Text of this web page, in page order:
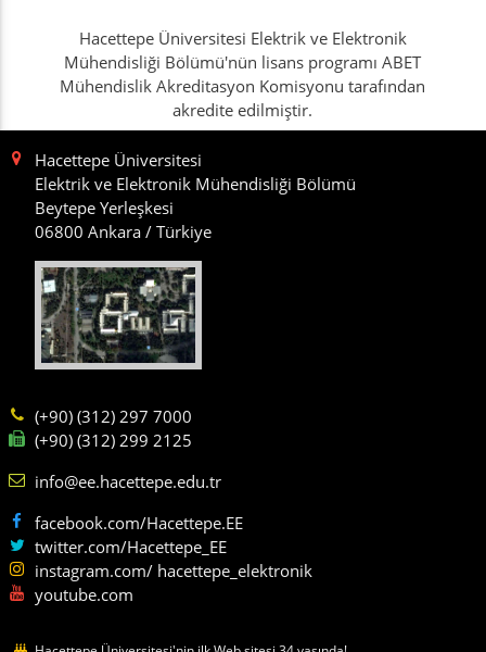
Hacettepe Üniversitesi Elektrik ve Elektronik
Mühendisliği Bölümü'nün lisans programı ABET
Mühendislik Akreditasyon Komisyonu tarafından
akredite edilmiştir.
Hacettepe Üniversitesi
Elektrik ve Elektronik Mühendisliği Bölümü
Beytepe Yerleşkesi
06800 Ankara / Türkiye
(+90) (312) 297 7000
(+90) (312) 299 2125
info@ee.hacettepe.edu.tr
facebook.com/Hacettepe.EE
twitter.com/Hacettepe_EE
instagram.com/ hacettepe_elektronik
youtube.com